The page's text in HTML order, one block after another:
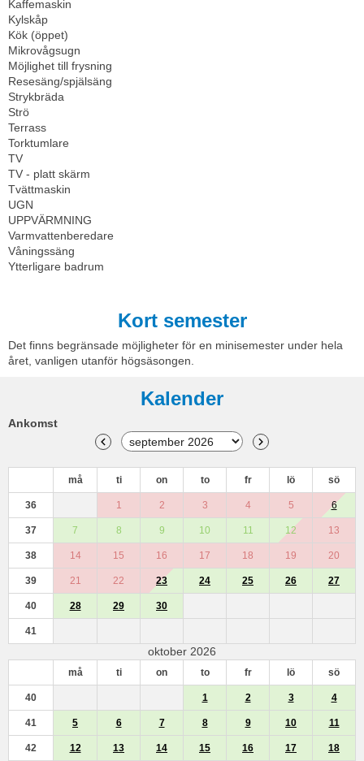
Kaffemaskin
Kylskåp
Kök (öppet)
Mikrovågsugn
Möjlighet till frysning
Resesäng/spjälsäng
Strykbräda
Strö
Terrass
Torktumlare
TV
TV - platt skärm
Tvättmaskin
UGN
UPPVÄRMNING
Varmvattenberedare
Våningssäng
Ytterligare badrum
Kort semester
Det finns begränsade möjligheter för en minisemester under hela
året, vanligen utanför högsäsongen.
Kalender
Ankomst
må ti on to fr lö sö
36 1 2 3 4 5 6
37 7 8 9 10 11 12 13
38 14 15 16 17 18 19 20
39 21 22 23 24 25 26 27
40 28 29 30
41
oktober 2026
må ti on to fr lö sö
40 1 2 3 4
41 5 6 7 8 9 10 11
42 12 13 14 15 16 17 18